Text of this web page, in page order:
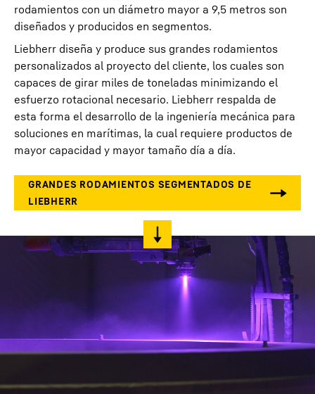
rodamientos con un diámetro mayor a 9,5 metros son
diseñados y producidos en segmentos.
Liebherr diseña y produce sus grandes rodamientos
personalizados al proyecto del cliente, los cuales son
capaces de girar miles de toneladas minimizando el
esfuerzo rotacional necesario. Liebherr respalda de
esta forma el desarrollo de la ingeniería mecánica para
soluciones en marítimas, la cual requiere productos de
mayor capacidad y mayor tamaño día a día.